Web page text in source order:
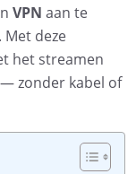
VPN aan te
deze
het streamen
zonder kabel of